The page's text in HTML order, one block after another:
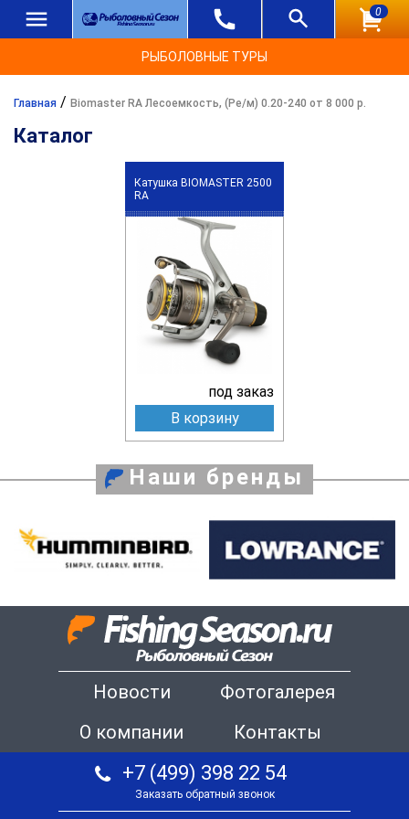
0
РЫБОЛОВНЫЕ ТУРЫ
Главная / Biomaster RA Лесоемкость, (Ре/м) 0.20-240 от 8 000 р.
Каталог
Катушка BIOMASTER 2500
RA
под заказ
В корзину
Наши бренды
Новости
Фотогалерея
О компании
Контакты
+7 (499) 398 22 54
Заказать обратный звонок